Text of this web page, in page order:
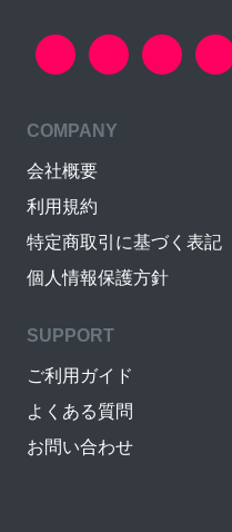
COMPANY
会社概要
利用規約
特定商取引に基づく表記
個人情報保護方針
SUPPORT
ご利用ガイド
よくある質問
お問い合わせ